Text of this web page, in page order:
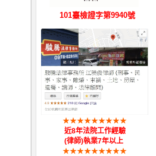
101臺檢證字第9940號
★★★★★★★★★
近8年法院工作經驗
(律師)執業7年以上
★★★★★★★★★